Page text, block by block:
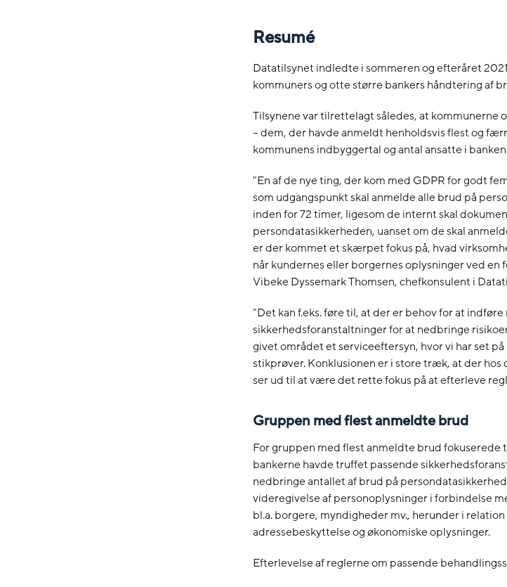
Resumé
Datatilsynet indledte i sommeren og efteråret
kommuners og otte større bankers håndtering af
Tilsynene var tilrettelagt således, at kommunerne
– dem, der havde anmeldt henholdsvis flest og
kommunens indbyggertal og antal ansatte i
"En af de nye ting, der kom med GDPR for godt
som udgangspunkt skal anmelde alle brud på
inden for 72 timer, ligesom de internt skal
persondatasikkerheden, uanset om de skal
er der kommet et skærpet fokus på, hvad
når kundernes eller borgernes oplysninger ved
Vibeke Dyssemark Thomsen, chefkonsulent i
"Det kan f.eks. føre til, at der er behov for at
sikkerhedsforanstaltninger for at nedbringe
givet området et serviceeftersyn, hvor vi har set
stikprøver. Konklusionen er i store træk, at der hos
ser ud til at være det rette fokus på at efterleve
Gruppen med flest anmeldte brud
For gruppen med flest anmeldte brud fokuserede
bankerne havde truffet passende
nedbringe antallet af brud på
videregivelse af personoplysninger i forbindelse
bl.a. borgere, myndigheder mv., herunder i
adressebeskyttelse og økonomiske oplysninger.
Efterlevelse af reglerne om passende